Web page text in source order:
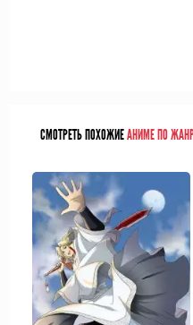
СМОТРЕТЬ ПОХОЖИЕАНИМЕ ПО